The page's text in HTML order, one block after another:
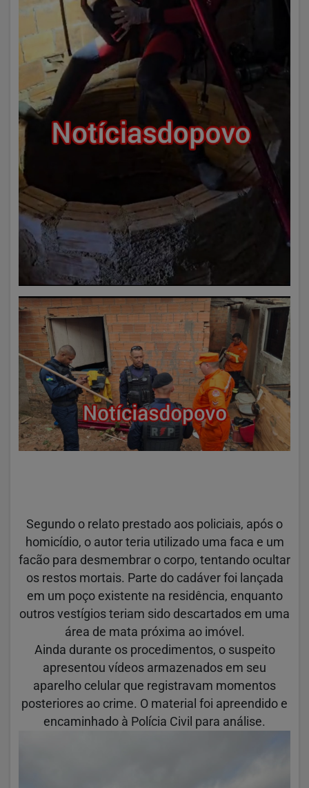
Segundo o relato prestado aos policiais, após o
homicídio, o autor teria utilizado uma faca e um
facão para desmembrar o corpo, tentando ocultar
os restos mortais. Parte do cadáver foi lançada
em um poço existente na residência, enquanto
outros vestígios teriam sido descartados em uma
área de mata próxima ao imóvel.
Ainda durante os procedimentos, o suspeito
apresentou vídeos armazenados em seu
aparelho celular que registravam momentos
posteriores ao crime. O material foi apreendido e
encaminhado à Polícia Civil para análise.